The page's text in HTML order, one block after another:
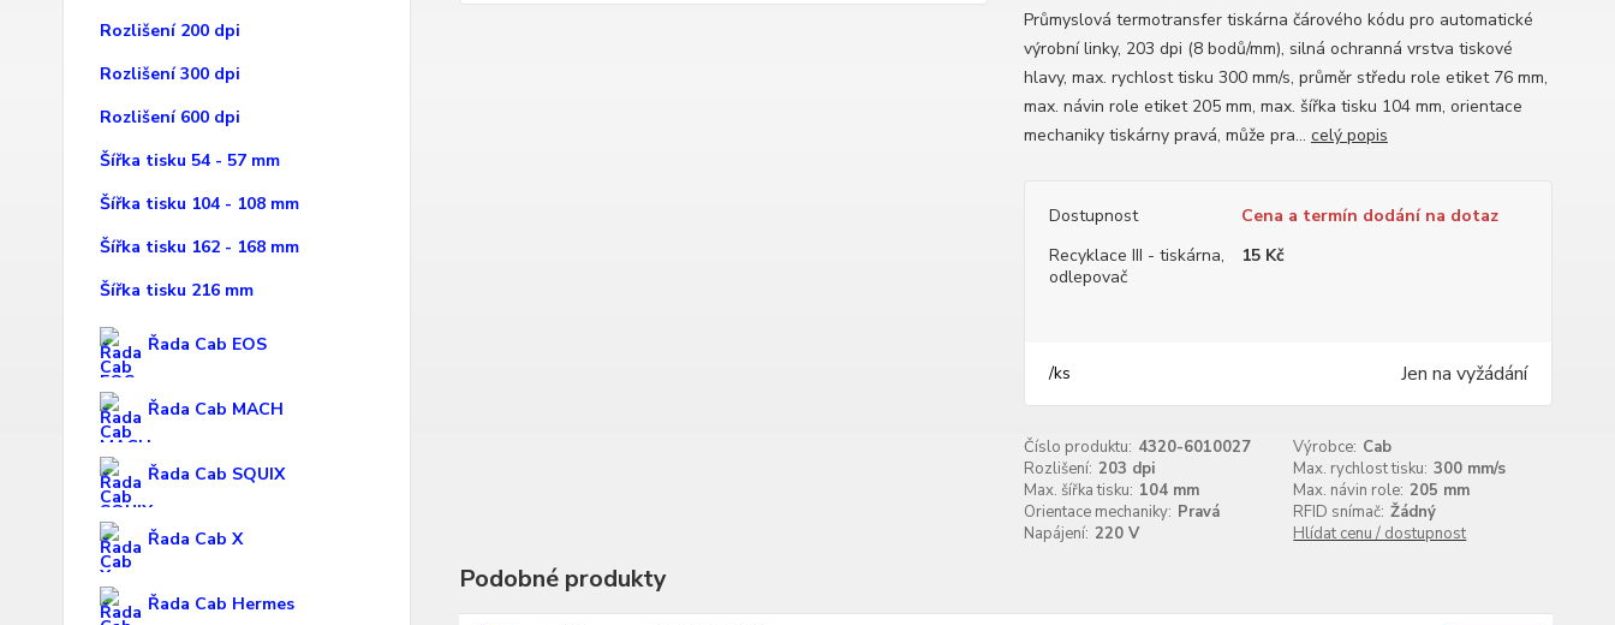
Rozlišení 200 dpi
Rozlišení 300 dpi
Rozlišení 600 dpi
Šířka tisku 54 - 57 mm
Šířka tisku 104 - 108 mm
Šířka tisku 162 - 168 mm
Šířka tisku 216 mm
Řada Cab EOS
Řada Cab MACH
Řada Cab SQUIX
Řada Cab X
Řada Cab Hermes
Průmyslová termotransfer tiskárna čárového kódu pro automatické
výrobní linky, 203 dpi (8 bodů/mm), silná ochranná vrstva tiskové
hlavy, max. rychlost tisku 300 mm/s, průměr středu role etiket 76 mm,
max. návin role etiket 205 mm, max. šířka tisku 104 mm, orientace
mechaniky tiskárny pravá, může pra... celý popis
Dostupnost
Cena a termín dodání na dotaz
Recyklace III - tiskárna,
odlepovač
15 Kč
/ks Jen na vyžádání
Číslo produktu: 4320-6010027 Výrobce: Cab
Rozlišení: 203 dpi Max. rychlost tisku: 300 mm/s
Max. šířka tisku: 104 mm Max. návin role: 205 mm
Orientace mechaniky: Pravá RFID snímač: Žádný
Napájení: 220 V Hlídat cenu / dostupnost
Podobné produkty